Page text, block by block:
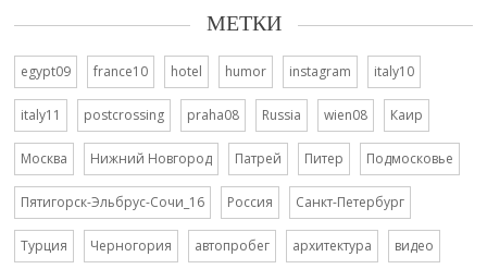
МЕТКИ
egypt09 france10 hotel humor instagram italy10
italy11 postcrossing praha08 Russia wien08 Каир
Москва Нижний Новгород Патрей Питер Подмосковье
Пятигорск-Эльбрус-Сочи_16 Россия Санкт-Петербург
Турция Черногория автопробег архитектура видео